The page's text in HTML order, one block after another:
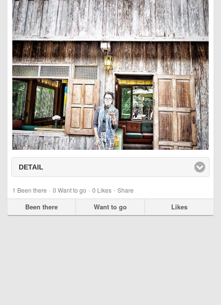
DETAIL
1 Been there · 0 Want to go · 0 Likes · Share
Been there Want to go Likes